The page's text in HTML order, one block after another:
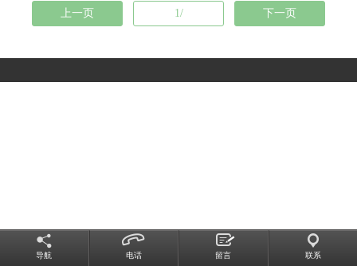
上一页 1/ 下一页
导航 电话 留言 联系